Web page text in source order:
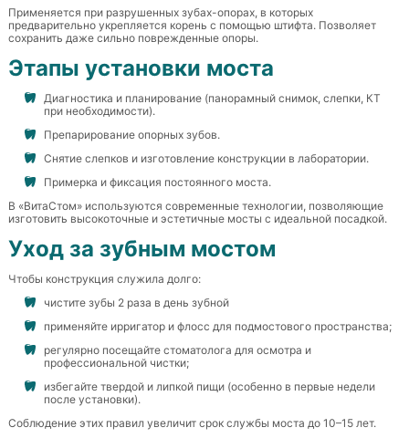
Применяется при разрушенных зубах-опорах, в которых
предварительно укрепляется корень с помощью штифта. Позволяет
сохранить даже сильно поврежденные опоры.
Этапы установки моста
Диагностика и планирование (панорамный снимок, слепки, КТ
при необходимости).
Препарирование опорных зубов.
Снятие слепков и изготовление конструкции в лаборатории.
Примерка и фиксация постоянного моста.
В «ВитаСтом» используются современные технологии, позволяющие
изготовить высокоточные и эстетичные мосты с идеальной посадкой.
Уход за зубным мостом
Чтобы конструкция служила долго:
чистите зубы 2 раза в день зубной
применяйте ирригатор и флосс для подмостового пространства;
регулярно посещайте стоматолога для осмотра и
профессиональной чистки;
избегайте твердой и липкой пищи (особенно в первые недели
после установки).
Соблюдение этих правил увеличит срок службы моста до 10–15 лет.